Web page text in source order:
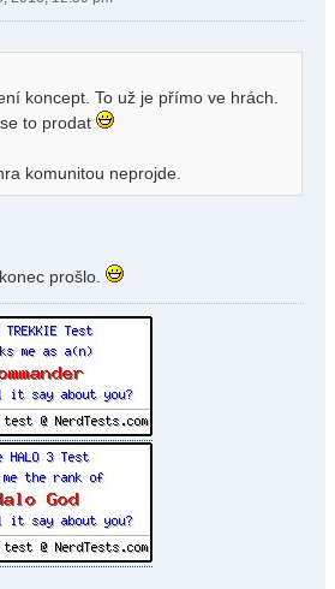
koncept. To už je přímo ve hrách.
to prodat
komunitou neprojde.
prošlo.